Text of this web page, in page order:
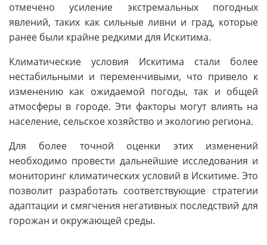
отмечено усиление экстремальных погодных
явлений, таких как сильные ливни и град, которые
ранее были крайне редкими для Искитима.
Климатические условия Искитима стали более
нестабильными и переменчивыми, что привело к
изменению как ожидаемой погоды, так и общей
атмосферы в городе. Эти факторы могут влиять на
население, сельское хозяйство и экологию региона.
Для более точной оценки этих изменений
необходимо провести дальнейшие исследования и
мониторинг климатических условий в Искитиме. Это
позволит разработать соответствующие стратегии
адаптации и смягчения негативных последствий для
горожан и окружающей среды.